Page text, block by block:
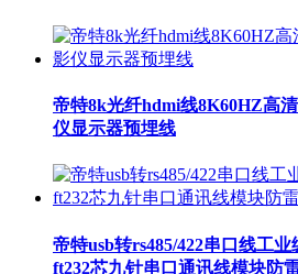
帝特8k光纤hdmi线8K60HZ高
仪显示器预埋线
帝特usb转rs485/422串口线工
ft232芯九针串口通讯线模块防